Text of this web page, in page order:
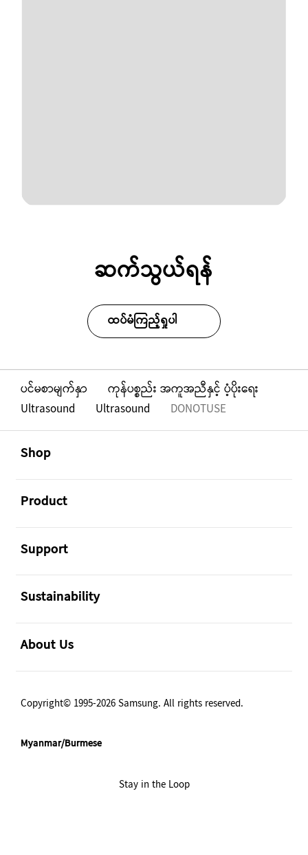
ဆက်သွယ်ရန်
ထပ်မံကြည့်ရှုပါ
ပင်မစာမျက်နှာ
ကုန်ပစ္စည်း အကူအညီနှင့် ပံ့ပိုးရေး
Ultrasound
Ultrasound DONOTUSE
Shop
Product
Support
Sustainability
About Us
Copyright© 1995-2026 Samsung. All rights reserved.
Myanmar/Burmese
Stay in the Loop